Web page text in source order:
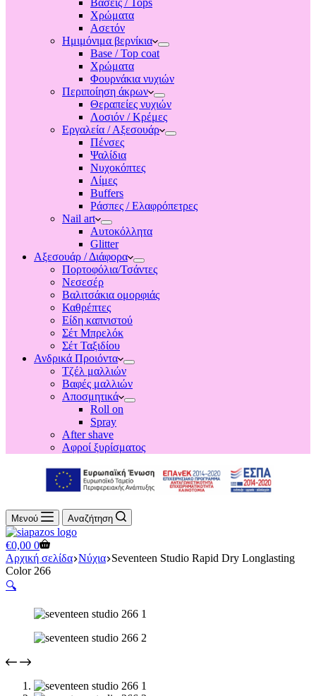
Βάσεις / Tops
Χρώματα
Ασετόν
Ημιμόνιμα βερνίκια
Base / Top coat
Χρώματα
Φουρνάκια νυχιών
Περιποίηση άκρων
Θεραπείες νυχιών
Λοσιόν / Κρέμες
Εργαλεία / Αξεσουάρ
Πένσες
Ψαλίδια
Νυχοκόπτες
Λίμες
Buffers
Ράσπες / Ελαφρόπετρες
Nail art
Αυτοκόλλητα
Glitter
Αξεσουάρ / Διάφορα
Πορτοφόλια/Τσάντες
Νεσεσέρ
Βαλιτσάκια ομορφιάς
Καθρέπτες
Είδη καπνιστού
Σέτ Μπρελόκ
Σέτ Ταξιδίου
Ανδρικά Προιόντα
Τζέλ μαλλιών
Βαφές μαλλιών
Αποσμητικά
Roll on
Spray
After shave
Αφροί ξυρίσματος
Μενού Αναζήτηση
Shopping
cart
€0,00 0
Αρχική σελίδα Νύχια Seventeen Studio Rapid Dry Longlasting
Color 266
🔍